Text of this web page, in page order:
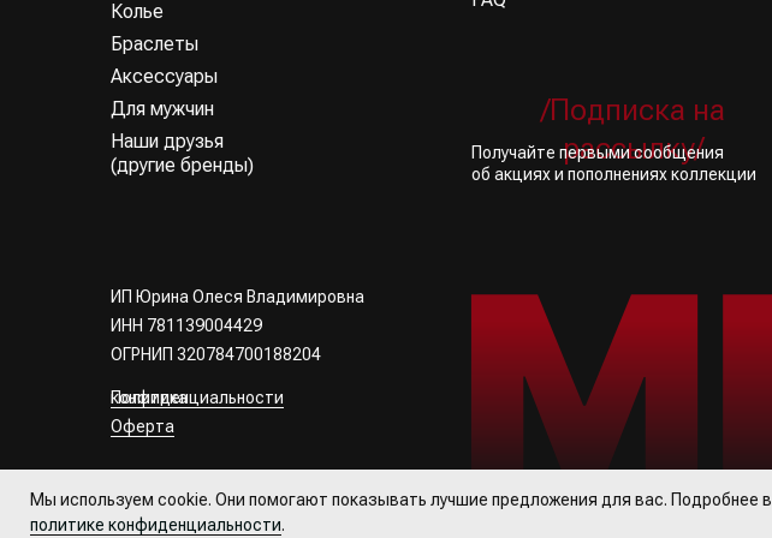
/Подписка на
рассылку/
Получайте первыми сообщения
об акциях и пополнениях коллекции
защищены
Наши друзья
(другие бренды)
Колье
Браслеты
Аксессуары
Для мужчин
Политика конфиденциальности
Оферта
ИП Юрина Олеся Владимировна
ИНН 781139004429
ОГРНИП 320784700188204
Мы используем cookie. Они помогают показывать лучшие предложения для вас. Подробнее в
политике конфиденциальности.